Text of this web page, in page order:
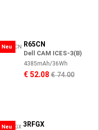
Neu R65CN
Dell CAM ICES-3(B)
4385mAh/36Wh
€ 52.08€ 74.00
Neu 3RFGX